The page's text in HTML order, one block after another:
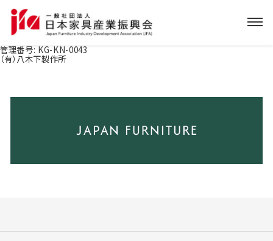
管理番号: KG-KN-0043
（有）八木下製作所